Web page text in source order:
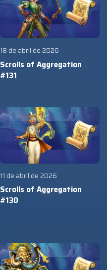
18 de abril de 2026
Scrolls of Aggregation
#131
11 de abril de 2026
Scrolls of Aggregation
#130